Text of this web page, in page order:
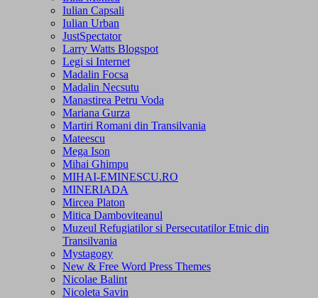
Iulian Capsali
Iulian Urban
JustSpectator
Larry Watts Blogspot
Legi si Internet
Madalin Focsa
Madalin Necsutu
Manastirea Petru Voda
Mariana Gurza
Martiri Romani din Transilvania
Mateescu
Mega Ison
Mihai Ghimpu
MIHAI-EMINESCU.RO
MINERIADA
Mircea Platon
Mitica Damboviteanul
Muzeul Refugiatilor si Persecutatilor Etnic din
Transilvania
Mystagogy
New & Free Word Press Themes
Nicolae Balint
Nicoleta Savin